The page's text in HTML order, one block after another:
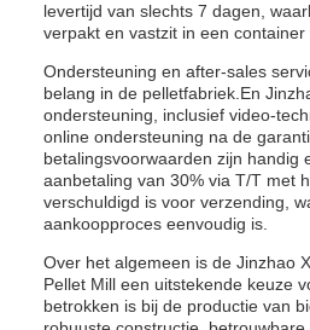
levertijd van slechts 7 dagen,
verpakt en vastzit in een container
Ondersteuning en after-sales
belang in de pelletfabriek.En
ondersteuning, inclusief video-
online ondersteuning na de
betalingsvoorwaarden zijn handig
aanbetaling van 30% via T/T met
verschuldigd is voor verzending,
aankoopproces eenvoudig is.
Over het algemeen is de Jinzhao
Pellet Mill een uitstekende keuze
betrokken is bij de productie van